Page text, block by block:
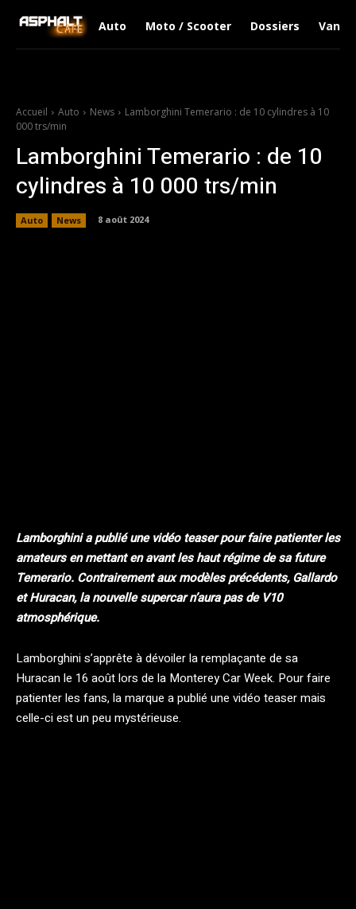
Auto Moto / Scooter Dossiers Van
Accueil Auto News
Lamborghini Temerario : de 10 cylindres à 10
000 trs/min
Lamborghini Temerario : de 10
cylindres à 10 000 trs/min
Auto News 8 août 2024
Lamborghini a publié une vidéo teaser pour faire patienter les
amateurs en mettant en avant les haut régime de sa future
Temerario. Contrairement aux modèles précédents, Gallardo
et Huracan, la nouvelle supercar n’aura pas de V10
atmosphérique.
Lamborghini s’apprête à dévoiler la remplaçante de sa
Huracan le 16 août lors de la Monterey Car Week. Pour faire
patienter les fans, la marque a publié une vidéo teaser mais
celle-ci est un peu mystérieuse.